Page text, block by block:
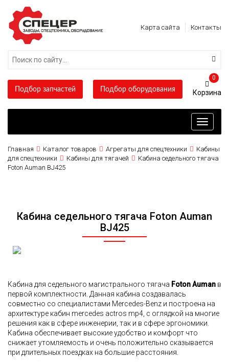
Карта сайта Контакты
Подбор запчастей Подбор оборудования
0
Toggle
Главная Каталог товаров Агрегаты для спецтехники
Кабины
для спецтехники
Кабины для тягачей
Кабина седельного тягача
Foton Auman BJ425
Кабина седельного тягача Foton Auman
BJ425
Кабина для седельного магистрального тягача Foton Auman в
первой комплектности. Данная кабина создавалась
совместно со специалистами Mercedes-Benz и построена на
архитектуре кабин mercedes actros mp4, с оглядкой на многие
решения как в сфере инженерии, так и в сфере эргономики.
Кабина обеспечивает высокие удобство и комфорт что
снижает утомляемость и очень положительно сказывается
при длительных поездках на большие расстояния.